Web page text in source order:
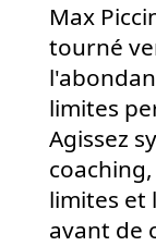
Max
tourné
limites
Agissez
limites et
avant de